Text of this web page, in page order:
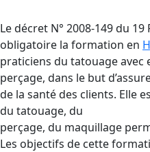
Le décret N° 2008-149 du
obligatoire la formation en
praticiens du tatouage avec
perçage, dans le but
de la santé des clients. Elle
du tatouage, du
perçage, du maquillage
Les objectifs de cette